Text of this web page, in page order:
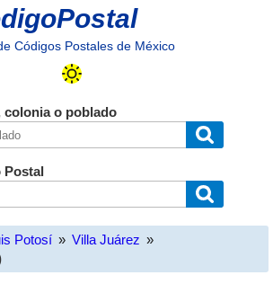
Códigos Postales de México
o poblado
Postal
Potosí » Villa Juárez »